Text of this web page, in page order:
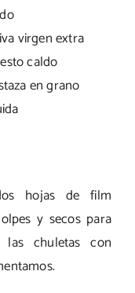
virgen extra
caldo
en grano
hojas de film
y secos para
las chuletas con